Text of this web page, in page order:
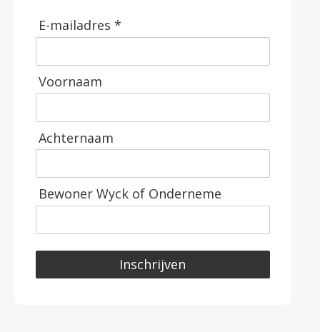
E-mailadres *
Voornaam
Achternaam
Bewoner Wyck of Onderneme
Inschrijven